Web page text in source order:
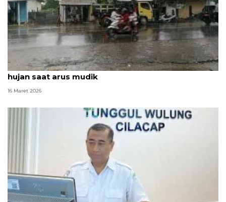
BMKG NTB ingatkan potensi cuaca berawan hingga
hujan saat arus mudik
16 Maret 2026